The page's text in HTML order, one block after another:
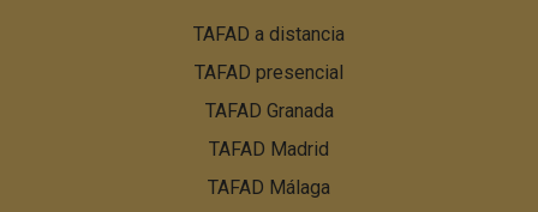
de
página:
Menú
TAFAD a distancia
TAFAD presencial
TAFAD Granada
TAFAD Madrid
TAFAD Málaga